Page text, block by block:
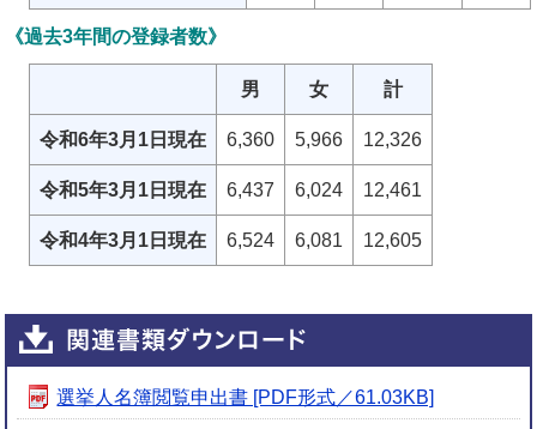
《過去3年間の登録者数》
男 女 計
令和6年3月1日現在 6,360 5,966 12,326
令和5年3月1日現在 6,437 6,024 12,461
令和4年3月1日現在 6,524 6,081 12,605
選挙人名簿閲覧申出書 [PDF形式／61.03KB]